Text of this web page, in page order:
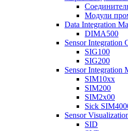
Модули
Data Integration
DIMA500
Sensor Integration
SIG100
SIG200
Sensor Integration
SIM10xx
SIM200
SIM2x00
Sick
Sensor
SID